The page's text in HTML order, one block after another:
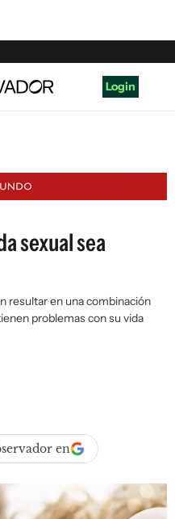
Login
sexual sea
resultar en una combinación
problemas con su vida
en